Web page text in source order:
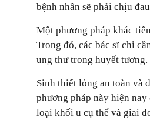
bệnh nhân sẽ phải chịu
Một phương pháp khác
Trong đó, các bác sĩ chỉ
ung thư trong huyết tương.
Sinh thiết lỏng an toàn và
phương pháp này hiện
loại khối u cụ thể và giai